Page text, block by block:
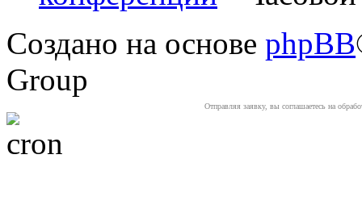
Создано на основе phpBB
Group
Отправляя заявку, вы соглашаетесь на